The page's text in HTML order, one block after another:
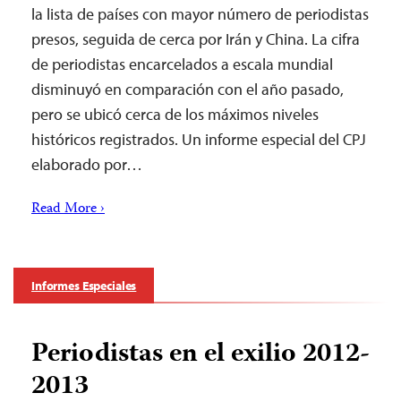
la lista de países con mayor número de periodistas
presos, seguida de cerca por Irán y China. La cifra
de periodistas encarcelados a escala mundial
disminuyó en comparación con el año pasado,
pero se ubicó cerca de los máximos niveles
históricos registrados. Un informe especial del CPJ
elaborado por…
Read More ›
Informes Especiales
Periodistas en el exilio 2012-
2013